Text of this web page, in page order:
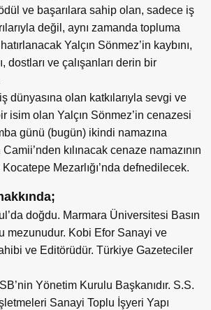
ve başarılara sahip olan, sadece iş
değil, aynı zamanda topluma
Yalçın Sönmez’in kaybını,
dostları ve çalışanları derin bir
dünyasına olan katkılarıyla sevgi ve
isim olan Yalçın Sönmez’in cenazesi
günü (bugün) ikindi namazına
kılınacak cenaze namazının
Mezarlığı’nda defnedilecek.
doğdu. Marmara Üniversitesi Basın
mezunudur. Kobi Efor Sanayi ve
ve Editörüdür. Türkiye Gazeteciler
Yönetim Kurulu Başkanıdır. S.S.
Sanayi Toplu İşyeri Yapı